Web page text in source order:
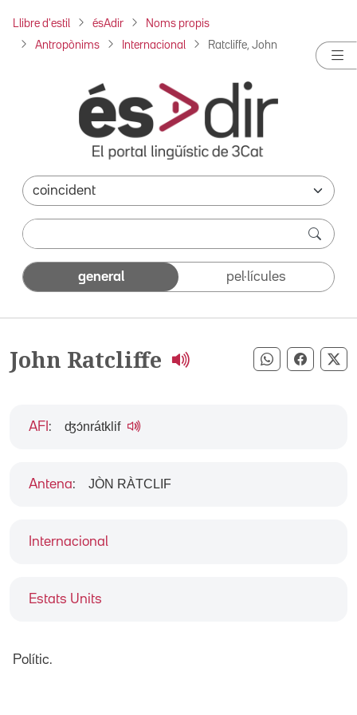
Llibre d'estil ésAdir Noms propis
Antropònims Internacional Ratcliffe, John
general pel·lícules
John Ratcliffe Compartir
Internacional
Estats Units
AFI : ʤɔ́nrátklif
Antena: JÒN RÀTCLIF
Polític.